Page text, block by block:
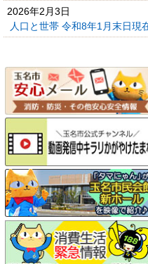
2026年2月3日
人口と世帯 令和8年1月末日現